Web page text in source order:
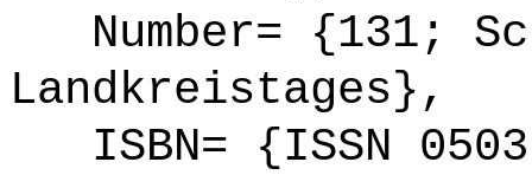
Number= {131;
Landkreistages},
ISBN= {ISSN